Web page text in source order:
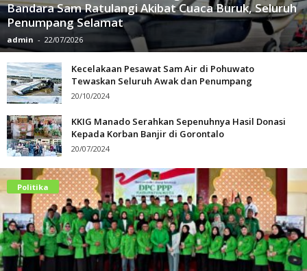
Bandara Sam Ratulangi Akibat Cuaca Buruk, Seluruh
Penumpang Selamat
admin - 22/07/2026
Kecelakaan Pesawat Sam Air di Pohuwato
Tewaskan Seluruh Awak dan Penumpang
20/10/2024
KKIG Manado Serahkan Sepenuhnya Hasil Donasi
Kepada Korban Banjir di Gorontalo
20/07/2024
Politika